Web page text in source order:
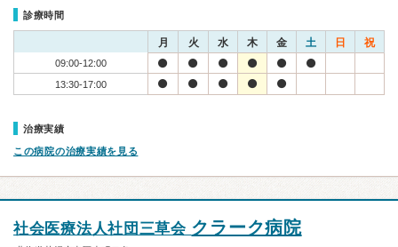
診療時間
月 火 水 木 金 土 日 祝
09:00-12:00
13:30-17:00
治療実績
この病院の治療実績を見る
社会医療法人社団三草会 クラーク病院